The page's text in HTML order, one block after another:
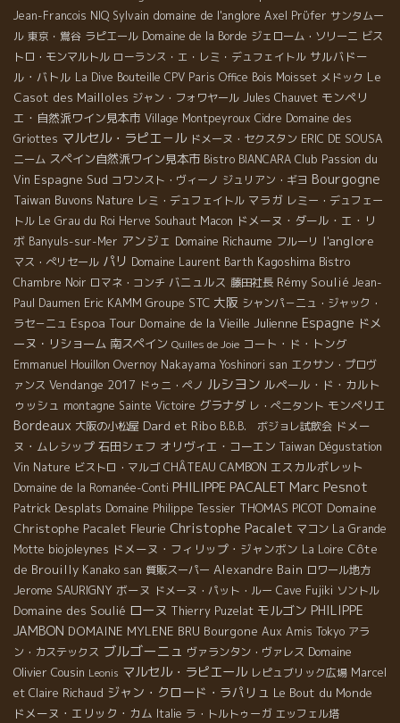
Jean-Francois NIQ Sylvain domaine de l'anglore Axel Prϋfer サンタムー
ル 東京・鴬谷 ラピエール Domaine de la Borde ジェローム・ソリーニ ビス
トロ・モンマルトル ローランス・エ・レミ・デュフェイトル サルバドー
ル・バトル La Dive Bouteille CPV Paris Office Bois Moisset メドック Le
Casot des Mailloles ジャン・フォワヤール Jules Chauvet モンペリ
エ・自然派ワイン見本市 Village Montpeyroux Cidre Domaine des
Griottes マルセル・ラピエ－ル ドメーヌ・セクスタン ERIC DE SOUSA
ニーム スペイン自然派ワイン見本市 Bistro BIANCARA Club Passion du
Vin Espagne Sud コワンスト・ヴィーノ ジュリアン・ギヨ Bourgogne
Taiwan Buvons Nature レミ・デュフェイトル マラガ レミー・デュフェー
トル Le Grau du Roi Herve Souhaut Macon ドメーヌ・ダール・エ・リ
ボ Banyuls-sur-Mer アンジェ Domaine Richaume フルーリ l'anglore
マス・ぺリセール パリ Domaine Laurent Barth Kagoshima Bistro
Chambre Noir ロマネ・コンチ バニュルス 藤田社長 Rémy Soulié Jean-
Paul Daumen Eric KAMM Groupe STC 大阪 シャンパ－ニュ・ジャック・
ラセ－ニュ Espoa Tour Domaine de la Vieille Julienne Espagne ドメ
ーヌ・リショーム 南スペイン Quilles de Joie コート・ド・トング
Emmanuel Houillon Overnoy Nakayama Yoshinori san エクサン・プロヴ
ァンス Vendange 2017 ドゥニ・ペノ ルシヨン ルペール・ド・カルト
ゥッシュ montagne Sainte Victoire グラナダ レ・ぺニタント モンペリエ
Bordeaux 大阪の小松屋 Dard et Ribo B.B.B. ボジョレ試飲会 ドメー
ヌ・ムレシップ 石田シェフ オリヴィエ・コーエン Taiwan Dégustation
Vin Nature ビストロ・マルゴ CHÂTEAU CAMBON エスカルポレット
Domaine de la Romanée-Conti PHILIPPE PACALET Marc Pesnot
Patrick Desplats Domaine Philippe Tessier THOMAS PICOT Domaine
Christophe Pacalet Fleurie Christophe Pacalet マコン La Grande
Motte biojoleynes ドメーヌ・フィリップ・ジャンボン La Loire Côte
de Brouilly Kanako san 質販スーパー Alexandre Bain ロワール地方
Jerome SAURIGNY ボーヌ ドメーヌ・パット・ルー Cave Fujiki ソントル
Domaine des Soulié ローヌ Thierry Puzelat モルゴン PHILIPPE
JAMBON DOMAINE MYLENE BRU Bourgone Aux Amis Tokyo アラ
ン・カステックス ブルゴーニュ ヴァランタン・ヴァレス Domaine
Olivier Cousin Leonis マルセル・ラピエール レピュブリック広場 Marcel
et Claire Richaud ジャン・クロード・ラパリュ Le Bout du Monde
ドメーヌ・エリック・カム Italie ラ・トルトゥーガ エッフェル塔